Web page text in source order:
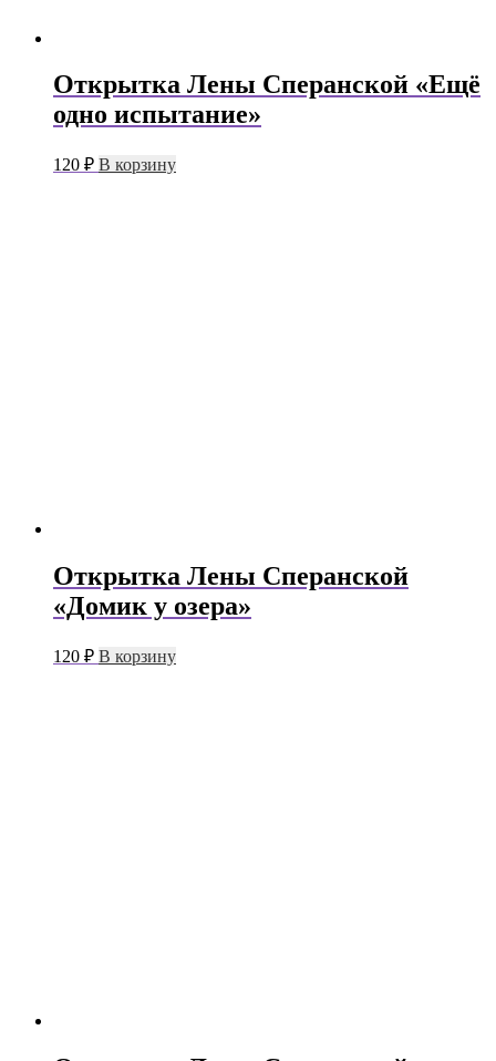
Открытка Лены Сперанской «Ещё
одно испытание»
120 ₽ В корзину
Открытка Лены Сперанской
«Домик у озера»
120 ₽ В корзину